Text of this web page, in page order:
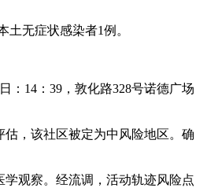
无症状感染者1例。
：14：39，敦化路328号诺德广场
，该社区被定为中风险地区。确
观察。经流调，活动轨迹风险点